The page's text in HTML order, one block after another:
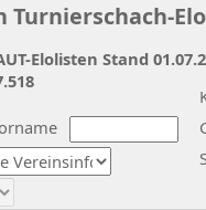
Elolisten Stand